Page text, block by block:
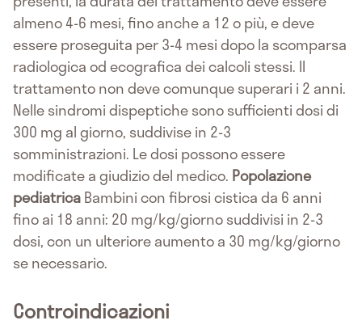
almeno 4-6 mesi, fino anche a 12 o più, e deve
essere proseguita per 3-4 mesi dopo la scomparsa
radiologica od ecografica dei calcoli stessi. Il
trattamento non deve comunque superari i 2 anni.
Nelle sindromi dispeptiche sono sufficienti dosi di
300 mg al giorno, suddivise in 2-3
somministrazioni. Le dosi possono essere
modificate a giudizio del medico. Popolazione
pediatricaBambini con fibrosi cistica da 6 anni
fino ai 18 anni: 20 mg/kg/giorno suddivisi in 2-3
dosi, con un ulteriore aumento a 30 mg/kg/giorno
se necessario.
Controindicazioni